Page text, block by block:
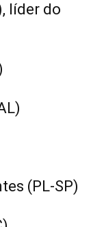
líder do
(PL-SP)